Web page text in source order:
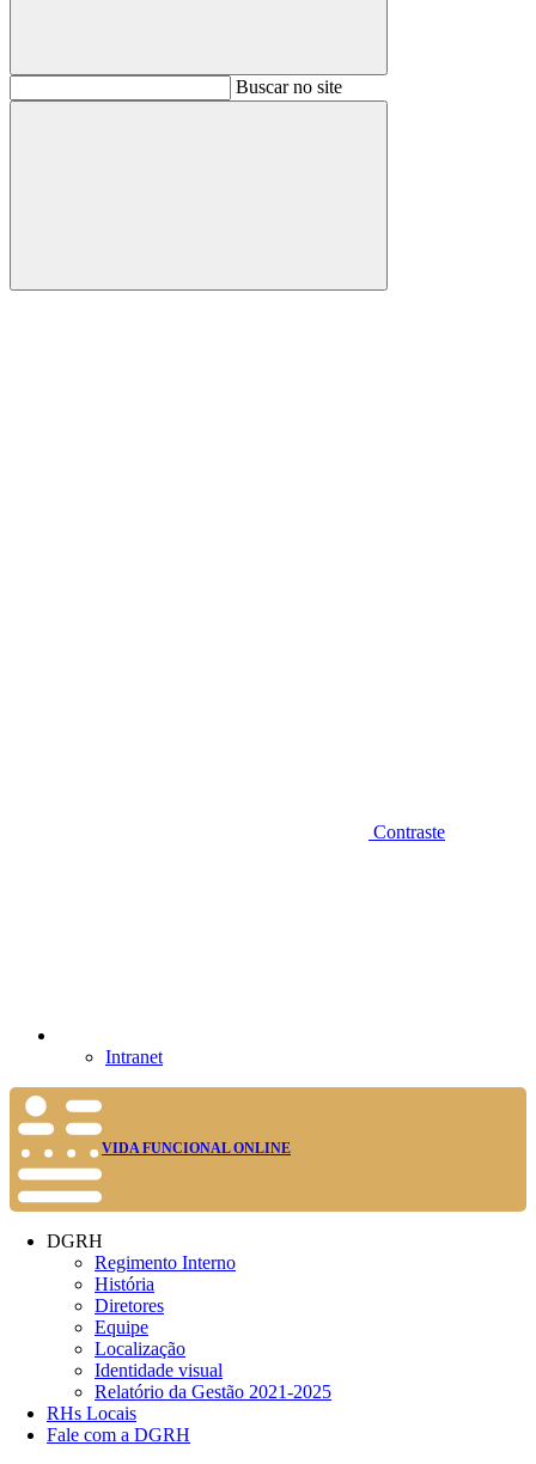
BuscarBuscar no site
Buscar
Contraste
Intranet
VIDA FUNCIONAL ONLINE
DGRH
Regimento Interno
História
Diretores
Equipe
Localização
Identidade visual
Relatório da Gestão 2021-2025
RHs Locais
Fale com a DGRH